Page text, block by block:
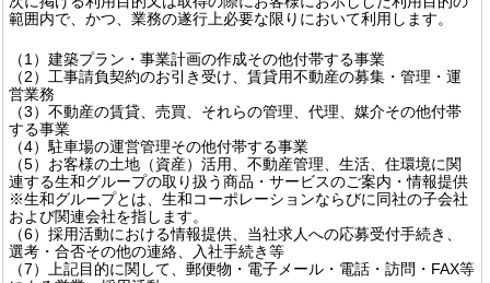
範囲内で、かつ、業務の遂行上必要な限りにおいて利用します。
（1）建築プラン・事業計画の作成その他付帯する事業
（2）工事請負契約のお引き受け、賃貸用不動産の募集・管理・運
営業務
（3）不動産の賃貸、売買、それらの管理、代理、媒介その他付帯
する事業
（4）駐車場の運営管理その他付帯する事業
（5）お客様の土地（資産）活用、不動産管理、生活、住環境に関
連する生和グループの取り扱う商品・サービスのご案内・情報提供
※生和グループとは、生和コーポレーションならびに同社の子会社
および関連会社を指します。
（6）採用活動における情報提供、当社求人への応募受付手続き、
選考・合否その他の連絡、入社手続き等
（7）上記目的に関して、郵便物・電子メール・電話・訪問・FAX等